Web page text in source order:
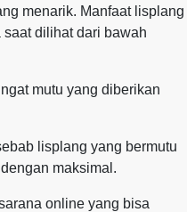
menarik. Manfaat lisplang
dilihat dari bawah
mutu yang diberikan
lisplang yang bermutu
maksimal.
online yang bisa